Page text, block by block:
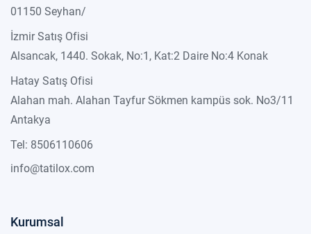
01150 Seyhan/
İzmir Satış Ofisi
Alsancak, 1440. Sokak, No:1, Kat:2 Daire No:4 Konak
Hatay Satış Ofisi
Alahan mah. Alahan Tayfur Sökmen kampüs sok. No3/11
Antakya
Tel: 8506110606
info@tatilox.com
Kurumsal